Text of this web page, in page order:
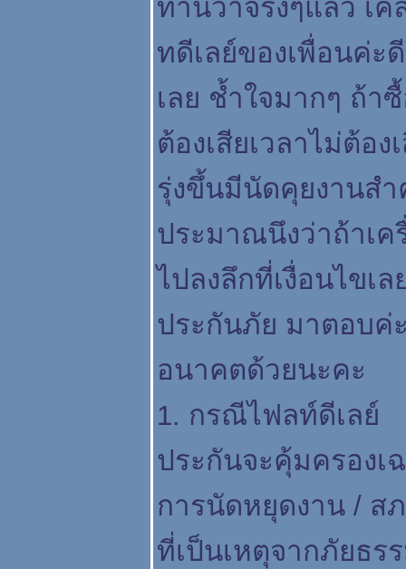
ท่านว่าจริงๆแล้ว เ
ทดีเลย์ของเพื่อนค่ะ
เลย ช้ำใจมากๆ ถ้า
ต้องเสียเวลาไม่ต้อ
รุ่งขึ้นมีนัดคุยงานส
ประมาณนึงว่าถ้าเค
ไปลงลึกที่เงื่อนไขเ
ประกันภัย มาตอบค่
อนาคตด้วยนะคะ
1. กรณีไฟลท์ดีเลย์
ประกันจะคุ้มครองเ
การนัดหยุดงาน / ส
ที่เป็นเหตุจากภัยธร